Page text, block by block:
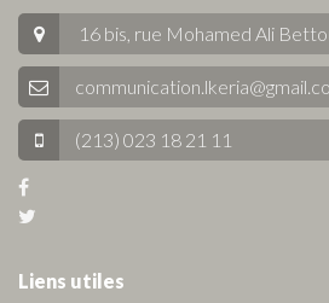
16 bis, rue Mohamed Ali
(213) 023 18 21 11
Liens utiles